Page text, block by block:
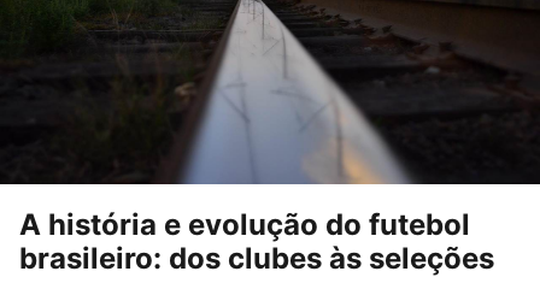
A história e evolução do futebol
brasileiro: dos clubes às seleções